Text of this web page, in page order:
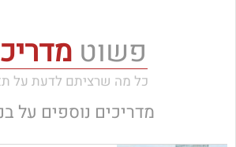
פשוט
כל מה שרציתם לדעת על
מדריכים נוספים על